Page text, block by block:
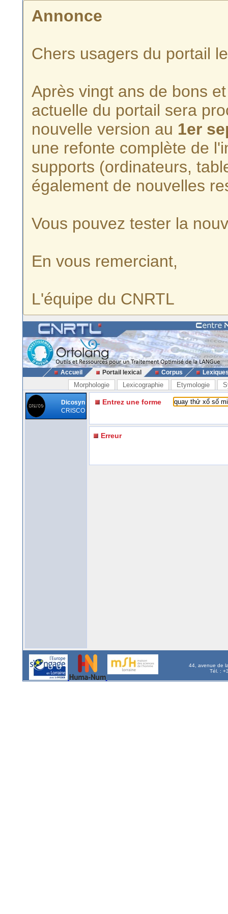
Annonce
Chers usagers du portail
Après vingt ans de bons
actuelle du portail sera
nouvelle version au 1er
une refonte complète de
supports (ordinateurs,
également de nouvelles
Vous pouvez tester la
En vous remerciant,
L'équipe du CNRTL
Accueil Portail lexical Corpus
Morphologie Lexicographie Etymologie
Dicosyn
CRISCO
Entrez une forme
Erreur
44, avenue de
Tél. :